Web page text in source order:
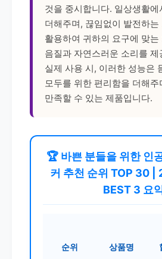
것을 중시합니다. 일상생활에
더해주며, 끊임없이 발전하는
활용하여 귀하의 요구에 맞는
음질과 자연스러운 소리를 제
실제 사용 시, 이러한 성능은
모두를 위한 편리함을 더해주
만족할 수 있는 제품입니다.
🏆 바쁜 분들을 위한 인
커 추천 순위 TOP 30 |
BEST 3 요
순위 상품명